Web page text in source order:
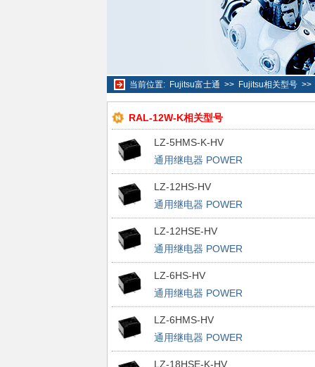
当前位置: Fujitsu富士通 >> Fujitsu相关型号>>
RAL-12W-K相关型号
LZ-5HMS-K-HV
通用继电器 POWER
LZ-12HS-HV
通用继电器 POWER
LZ-12HSE-HV
通用继电器 POWER
LZ-6HS-HV
通用继电器 POWER
LZ-6HMS-HV
通用继电器 POWER
LZ-18HSE-K-HV